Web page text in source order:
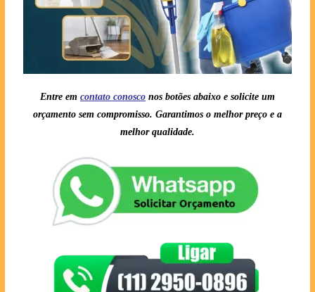
Entre em contato conosconos botões abaixo e solicite um
orçamento sem compromisso. Garantimos o melhor preço e a
melhor qualidade.